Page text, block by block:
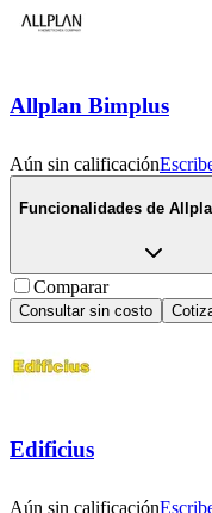
Allplan Bimplus
Aún sin calificación
Funcionalidades de
Comparar
Consultar sin costo
Edificius
Aún sin calificación